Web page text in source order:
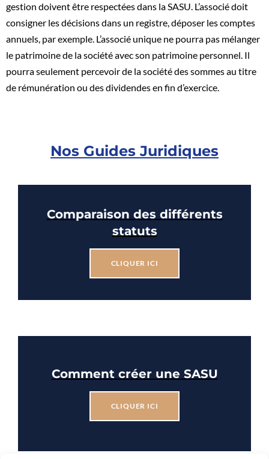
gestion doivent être respectées dans la SASU. L’associé doit
consigner les décisions dans un registre, déposer les comptes
annuels, par exemple. L’associé unique ne pourra pas mélanger
le patrimoine de la société avec son patrimoine personnel. Il
pourra seulement percevoir de la société des sommes au titre
de rémunération ou des dividendes en fin d’exercice.
Nos Guides Juridiques
Comparaison des différents
statuts
CLIQUER ICI
Comment créer une SASU
CLIQUER ICI